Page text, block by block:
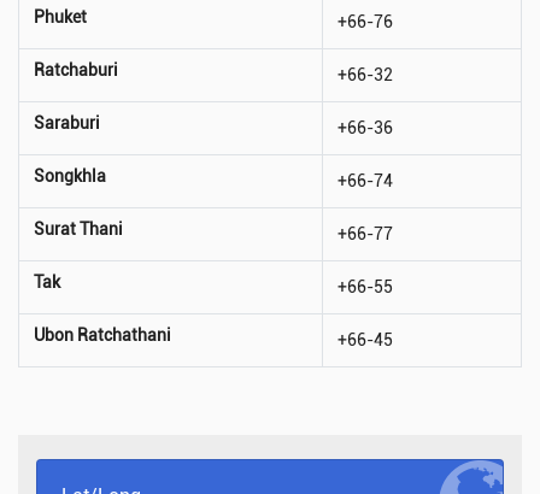
Phuket +66-76
Ratchaburi +66-32
Saraburi +66-36
Songkhla +66-74
Surat Thani +66-77
Tak +66-55
Ubon Ratchathani +66-45